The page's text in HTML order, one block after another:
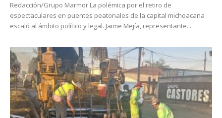
Redacción/Grupo Marmor La polémica por el retiro de
espectaculares en puentes peatonales de la capital michoacana
escaló al ámbito político y legal. Jaime Mejía, representante...